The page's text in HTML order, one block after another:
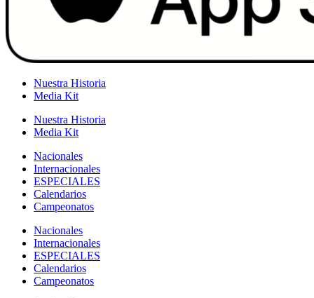
Nuestra Historia
Media Kit
Nuestra Historia
Media Kit
Nacionales
Internacionales
ESPECIALES
Calendarios
Campeonatos
Nacionales
Internacionales
ESPECIALES
Calendarios
Campeonatos